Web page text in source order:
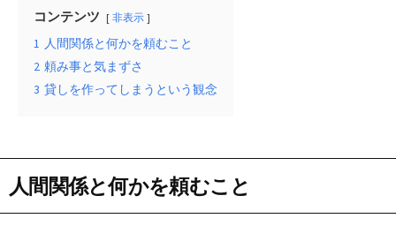
コンテンツ 非表示
1 人間関係と何かを頼むこと
2 頼み事と気まずさ
3 貸しを作ってしまうという観念
人間関係と何かを頼むこと